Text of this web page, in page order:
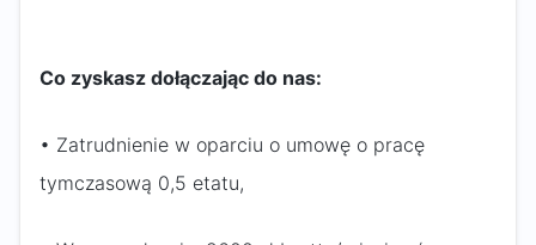
Co zyskasz dołączając do nas:
• Zatrudnienie w oparciu o umowę o pracę
tymczasową 0,5 etatu,